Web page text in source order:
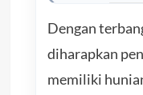
Dengan
diharapkan
memiliki